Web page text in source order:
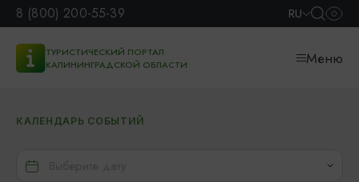
8 (800) 200-55-39 RU
ТУРИСТИЧЕСКИЙ ПОРТАЛ
КАЛИНИНГРАДСКОЙ ОБЛАСТИ
Меню
КАЛЕНДАРЬ СОБЫТИЙ